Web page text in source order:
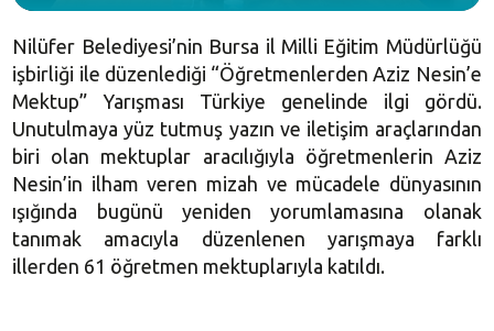
Nilüfer Belediyesi’nin Bursa il Milli Eğitim Müdürlüğü
işbirliği ile düzenlediği “Öğretmenlerden Aziz Nesin’e
Mektup” Yarışması Türkiye genelinde ilgi gördü.
Unutulmaya yüz tutmuş yazın ve iletişim araçlarından
biri olan mektuplar aracılığıyla öğretmenlerin Aziz
Nesin’in ilham veren mizah ve mücadele dünyasının
ışığında bugünü yeniden yorumlamasına olanak
tanımak amacıyla düzenlenen yarışmaya farklı
illerden 61 öğretmen mektuplarıyla katıldı.